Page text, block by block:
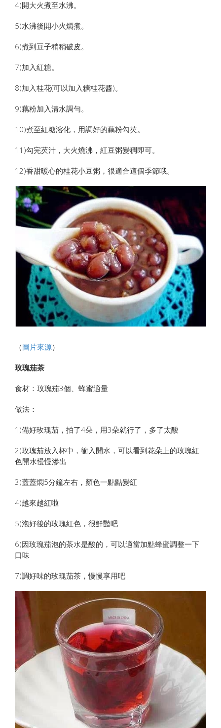
4)開大火煮至水沸。
5)水沸後開小火燜煮。
6)煮到豆子稍稍破皮。
7)加入紅糖。
8)加入桂花(可以加入糖桂花醬)。
9)藕粉加入清水調勻。
10)煮至紅糖溶化，用調好的藕粉勾芡。
11)勾完芡汁，大火燒沸，紅豆粥變稠即可。
12)香甜暖心的桂花小豆粥，很適合這個季節哦。
（圖片來源）
玫瑰茄茶
食材：玫瑰茄3個、蜂蜜適量
做法：
1)備好玫瑰茄，拍了4朵，用3朵就行了，多了太酸
2)玫瑰茄放入杯中，衝入開水，可以看到花朵上的玫瑰紅
色開水慢慢滲出
3)蓋蓋燜5分鐘左右，顏色一點點變紅
4)越來越紅啦
5)泡好後的玫瑰紅色，很鮮豔吧
6)因玫瑰茄泡的茶水是酸的，可以適當加點蜂蜜調整一下
口味
7)調好味的玫瑰茄茶，慢慢享用吧